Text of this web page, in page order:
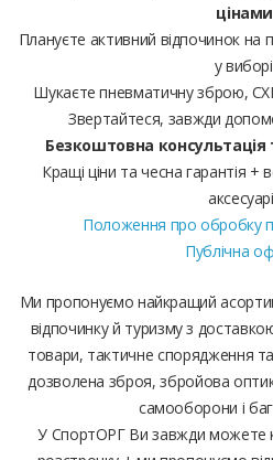
Плануєте активний відпочинок на
у
Шукаєте пневматичну зброю,
Звертайтеся, завжди
Безкоштовна
Кращі ціни та чесна гарантія +
Положення про обробку
Публічна
Ми пропонуємо найкращий
відпочинку й туризму з
товари, тактичне спорядження
дозволена зброя, збройова
самооборони і
У СпортОРГ Ви завжди можете